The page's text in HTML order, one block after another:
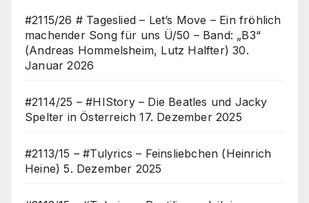
#2115/26 # Tageslied – Let’s Move – Ein fröhlich
machender Song für uns Ü/50 – Band: „B3“
(Andreas Hommelsheim, Lutz Halfter) 30.
Januar 2026
#2114/25 – #HIStory – Die Beatles und Jacky
Spelter in Österreich 17. Dezember 2025
#2113/15 – #Tulyrics – Feinsliebchen (Heinrich
Heine) 5. Dezember 2025